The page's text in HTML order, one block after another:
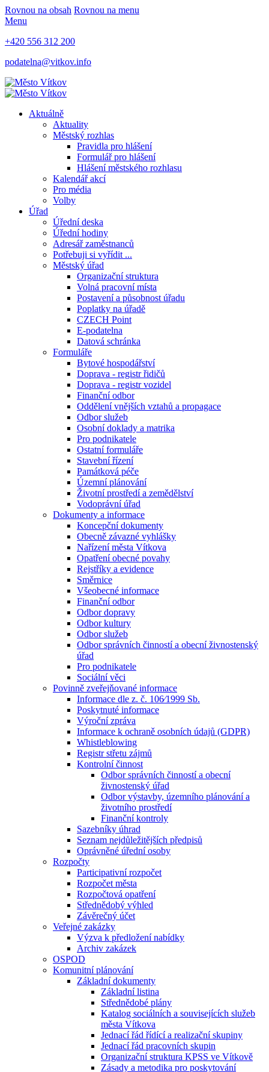
Rovnou na obsah Rovnou na menu
Menu
+420 556 312 200
podatelna@vitkov.info
Aktuálně
Aktuality
Městský rozhlas
Pravidla pro hlášení
Formulář pro hlášení
Hlášení městského rozhlasu
Kalendář akcí
Pro média
Volby
Úřad
Úřední deska
Úřední hodiny
Adresář zaměstnanců
Potřebuji si vyřídit ...
Městský úřad
Organizační struktura
Volná pracovní místa
Postavení a působnost úřadu
Poplatky na úřadě
CZECH Point
E-podatelna
Datová schránka
Formuláře
Bytové hospodářství
Doprava - registr řidičů
Doprava - registr vozidel
Finanční odbor
Oddělení vnějších vztahů a propagace
Odbor služeb
Osobní doklady a matrika
Pro podnikatele
Ostatní formuláře
Stavební řízení
Památková péče
Územní plánování
Životní prostředí a zemědělství
Vodoprávní úřad
Dokumenty a informace
Koncepční dokumenty
Obecně závazné vyhlášky
Nařízení města Vítkova
Opatření obecné povahy
Rejstříky a evidence
Směrnice
Všeobecné informace
Finanční odbor
Odbor dopravy
Odbor kultury
Odbor služeb
Odbor správních činností a obecní živnostenský
úřad
Pro podnikatele
Sociální věci
Povinně zveřejňované informace
Informace dle z. č. 106⁄1999 Sb.
Poskytnuté informace
Výroční zpráva
Informace k ochraně osobních údajů (GDPR)
Whistleblowing
Registr střetu zájmů
Kontrolní činnost
Odbor správních činností a obecní
živnostenský úřad
Odbor výstavby, územního plánování a
životního prostředí
Finanční kontroly
Sazebníky úhrad
Seznam nejdůležitějších předpisů
Oprávněné úřední osoby
Rozpočty
Participativní rozpočet
Rozpočet města
Rozpočtová opatření
Střednědobý výhled
Závěrečný účet
Veřejné zakázky
Výzva k předložení nabídky
Archiv zakázek
OSPOD
Komunitní plánování
Základní dokumenty
Základní listina
Střednědobé plány
Katalog sociálních a souvisejících služeb
města Vítkova
Jednací řád řídící a realizační skupiny
Jednací řád pracovních skupin
Organizační struktura KPSS ve Vítkově
Zásady a metodika pro poskytování